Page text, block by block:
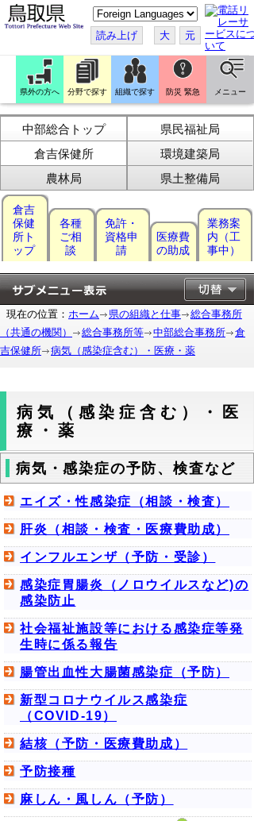
こ
の
ペ
ー
ジ
翻
訳
す
る
読み上げ 大 元
県外の方へ 分野で探す 組織で探す 防災 緊急 メニュー
中部総合トップ
県民福祉局
倉吉保健所
環境建築局
農林局
県土整備局
倉吉
保健
所ト
ップ
各種
ご相
談
免許・
資格申
請
医療費
の助成
業務案
内（工
事中）
現在の位置： ホーム 県の組織と仕事
総合事務所
（共通の機関）
総合事務所等 中部総合事務所
倉
吉保健所
病気（感染症含む）・医療・薬
病気（感染症含む）・医
療・薬
病気・感染症の予防、検査など
エイズ・性感染症（相談・検査）
肝炎（相談・検査・医療費助成）
インフルエンザ（予防・受診）
感染症胃腸炎（ノロウイルスなど)の
感染防止
社会福祉施設等における感染症等発
生時に係る報告
腸管出血性大腸菌感染症（予防）
新型コロナウイルス感染症
（COVID-19）
結核（予防・医療費助成）
予防接種
麻しん・風しん（予防）